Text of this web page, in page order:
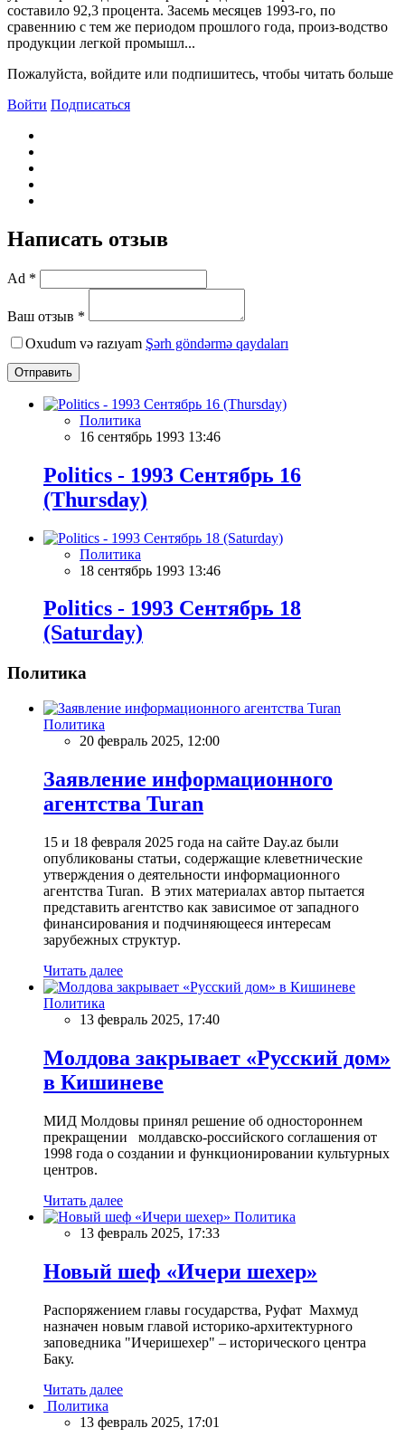
составило 92,3 процента. Засемь месяцев 1993-го, по
сравеннию c тем же периодом прошлого года, произ-водство
продукции легкой промышл...
Пожалуйста, войдите или подпишитесь, чтобы читать больше
Войти Подписаться
Написать отзыв
Ad *
Ваш отзыв *
Oxudum və razıyam Şərh göndərmə qaydaları
Отправить
Политика
16 сентябрь 1993 13:46
Politics - 1993 Сентябрь 16
(Thursday)
Политика
18 сентябрь 1993 13:46
Politics - 1993 Сентябрь 18
(Saturday)
Политика
Политика
20 февраль 2025, 12:00
Заявление информационного
агентства Turan
15 и 18 февраля 2025 года на сайте Day.az были
опубликованы статьи, содержащие клеветнические
утверждения о деятельности информационного
агентства Turan. В этих материалах автор пытается
представить агентство как зависимое от западного
финансирования и подчиняющееся интересам
зарубежных структур.
Читать далее
Политика
13 февраль 2025, 17:40
Молдова закрывает «Русский дом»
в Кишиневе
МИД Молдовы принял решение об одностороннем
прекращении молдавско-российского соглашения от
1998 года о создании и функционировании культурных
центров.
Читать далее
Политика
13 февраль 2025, 17:33
Новый шеф «Ичери шехер»
Распоряжением главы государства, Руфат Махмуд
назначен новым главой историко-архитектурного
заповедника "Ичеришехер" – исторического центра
Баку.
Читать далее
Политика
13 февраль 2025, 17:01